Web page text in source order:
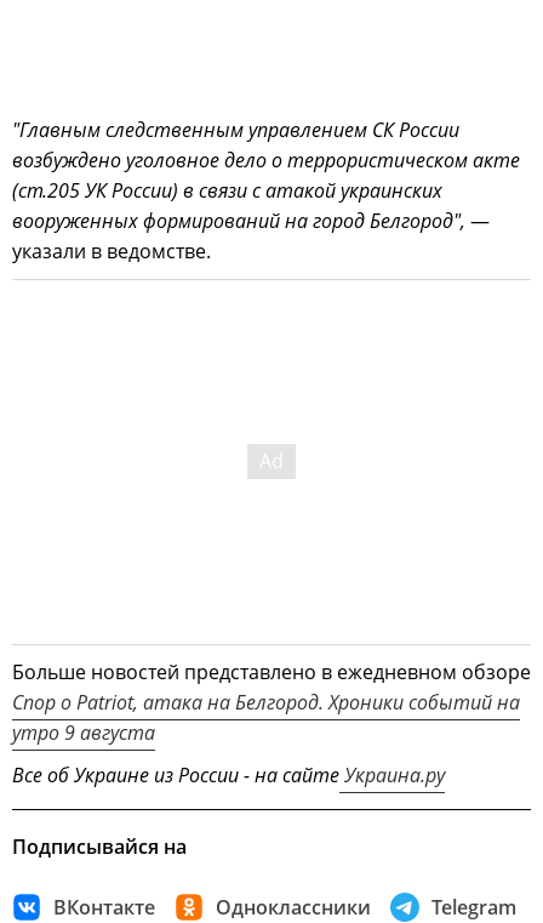
"Главным следственным управлением СК России
возбуждено уголовное дело о террористическом акте
(ст.205 УК России) в связи с атакой украинских
вооруженных формирований на город Белгород", —
указали в ведомстве.
Больше новостей представлено в ежедневном обзоре
Спор о Patriot, атака на Белгород. Хроники событий на
утро 9 августа
Все об Украине из России - на сайтеУкраина.ру
Подписывайся на
ВКонтакте Одноклассники Telegram